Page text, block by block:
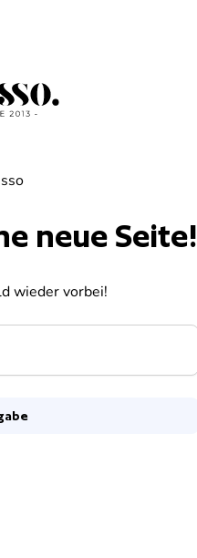
neue Seite!
wieder vorbei!